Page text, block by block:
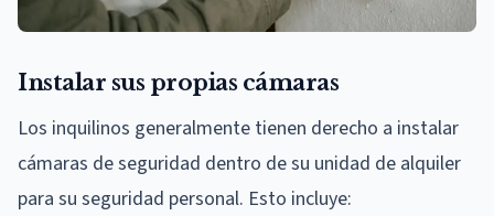
Instalar sus propias cámaras
Los inquilinos generalmente tienen derecho a instalar
cámaras de seguridad dentro de su unidad de alquiler
para su seguridad personal. Esto incluye: